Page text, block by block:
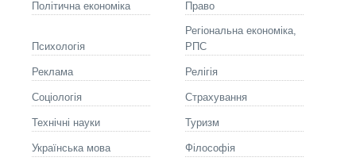
Політична економіка Право
Психологія
Регіональна економіка,
РПС
Реклама Релігія
Соціологія Страхування
Технічні науки Туризм
Українська мова Філософія